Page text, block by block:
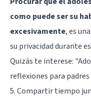
como puede ser su
excesivamente, es
su privacidad durante
Quizás te interese:
reflexiones para
5. Compartir tiempo